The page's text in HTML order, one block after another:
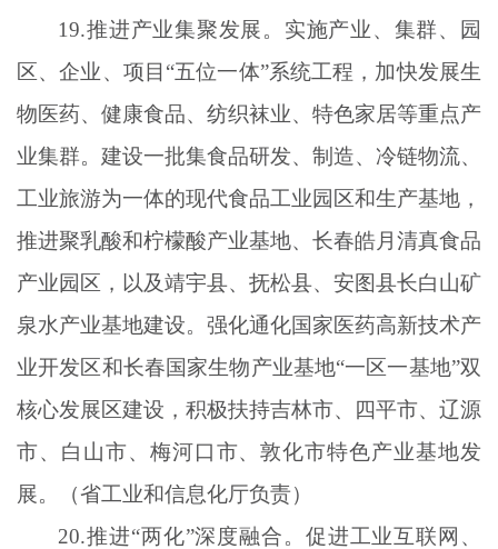
19.推进产业集聚发展。实施产业、集群、园
区、企业、项目“五位一体”系统工程，加快发展生
物医药、健康食品、纺织袜业、特色家居等重点产
业集群。建设一批集食品研发、制造、冷链物流、
工业旅游为一体的现代食品工业园区和生产基地，
推进聚乳酸和柠檬酸产业基地、长春皓月清真食品
产业园区，以及靖宇县、抚松县、安图县长白山矿
泉水产业基地建设。强化通化国家医药高新技术产
业开发区和长春国家生物产业基地“一区一基地”双
核心发展区建设，积极扶持吉林市、四平市、辽源
市、白山市、梅河口市、敦化市特色产业基地发
展。（省工业和信息化厅负责）
20.推进“两化”深度融合。促进工业互联网、